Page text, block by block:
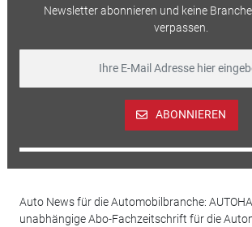
Newsletter abonnieren und keine
verpassen.
ABONNIEREN
Auto News für die Automobilbranche:
unabhängige Abo-Fachzeitschrift für die